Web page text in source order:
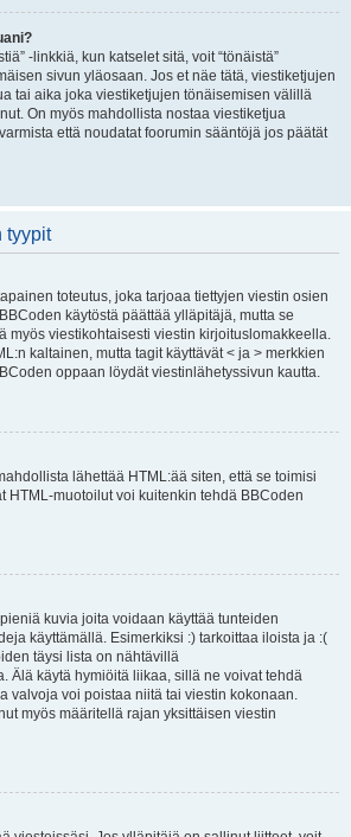
-linkkiä, kun katselet sitä, voit “tönäistä”
sivun yläosaan. Jos et näe tätä, viestiketjujen
tai aika joka viestiketjujen tönäisemisen välillä
On myös mahdollista nostaa viestiketjua
että noudatat foorumin sääntöjä jos päätät
tyypit
toteutus, joka tarjoaa tiettyjen viestin osien
käytöstä päättää ylläpitäjä, mutta se
myös viestikohtaisesti viestin kirjoituslomakkeella.
kaltainen, mutta tagit käyttävät < ja > merkkien
oppaan löydät viestinlähetyssivun kautta.
lähettää HTML:ää siten, että se toimisi
HTML-muotoilut voi kuitenkin tehdä BBCoden
kuvia joita voidaan käyttää tunteiden
käyttämällä. Esimerkiksi :) tarkoittaa iloista ja :(
täysi lista on nähtävillä
Älä käytä hymiöitä liikaa, sillä ne voivat tehdä
valvoja voi poistaa niitä tai viestin kokonaan.
myös määritellä rajan yksittäisen viestin